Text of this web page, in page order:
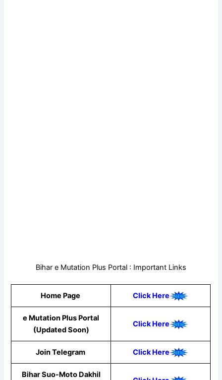
Bihar e Mutation Plus Portal : Important Links
Home Page Click Here
e Mutation Plus Portal
(Updated Soon)
Click Here
Join Telegram Click Here
Bihar Suo-Moto Dakhil